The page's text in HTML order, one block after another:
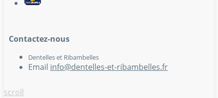
Contactez-nous
Dentelles et Ribambelles
Email info@dentelles-et-ribambelles.fr
scroll